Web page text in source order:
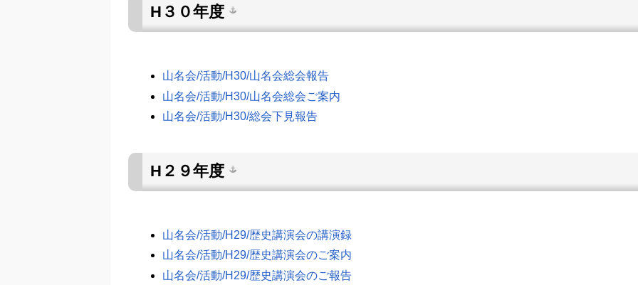
H３０年度
山名会/活動/H30/山名会総会報告
山名会/活動/H30/山名会総会ご案内
山名会/活動/H30/総会下見報告
H２９年度
山名会/活動/H29/歴史講演会の講演録
山名会/活動/H29/歴史講演会のご案内
山名会/活動/H29/歴史講演会のご報告